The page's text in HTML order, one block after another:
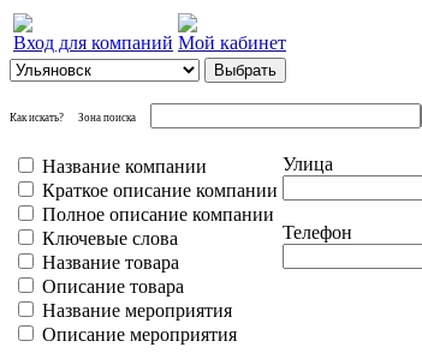
Вход для компаний Мой кабинет
Как искать? Зона поиска
Название компании
Краткое описание компании
Полное описание компании
Ключевые слова
Название товара
Описание товара
Название мероприятия
Описание мероприятия
Улица
Телефон